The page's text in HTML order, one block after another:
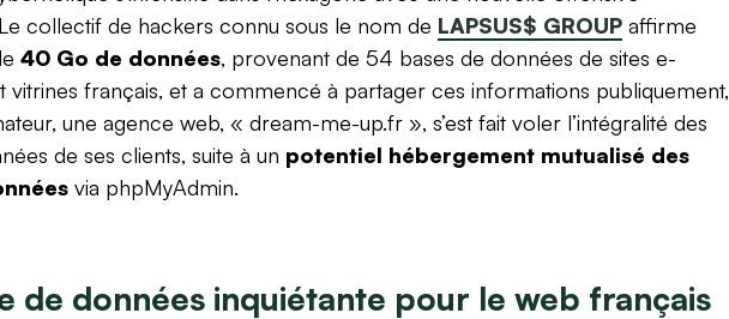
collectif de hackers connu sous le nom de LAPSUS$ GROUP affirme
40 Go de données, provenant de 54 bases de données de sites e-
français, et a commencé à partager ces informations publiquement,
une agence web, « dream-me-up.fr », s’est fait voler l’intégralité des
de ses clients, suite à un potentiel hébergement mutualisé des
via phpMyAdmin.
de données inquiétante pour le web français